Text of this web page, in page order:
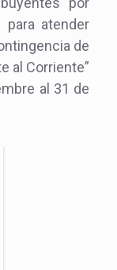
para atender
de
al Corriente”
al 31 de